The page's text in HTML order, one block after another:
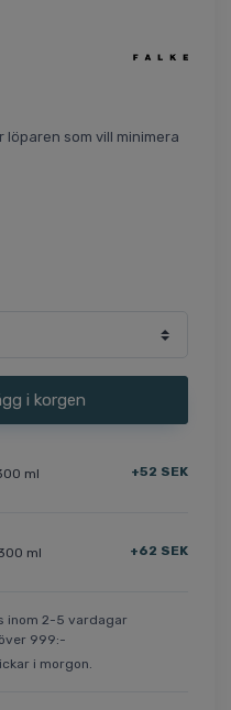
som vill minimera
i korgen
ml +52 SEK
ml +62 SEK
inom 2-5 vardagar
999:-
i morgon.